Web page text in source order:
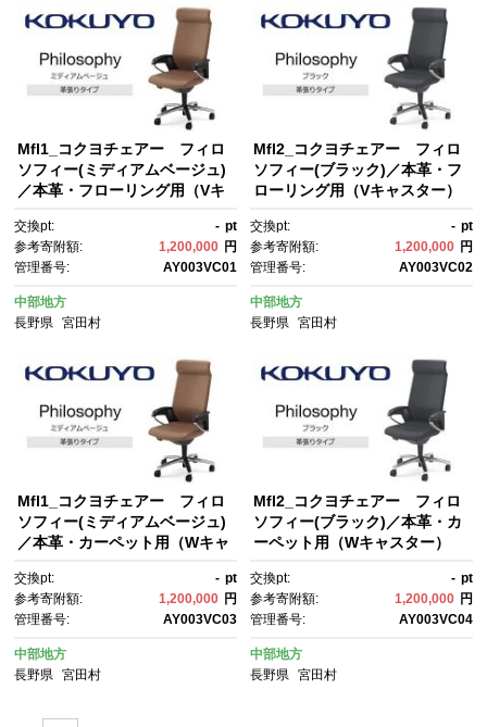
Mfl1_コクヨチェアー フィロ
ソフィー(ミディアムベージュ)
／本革・フローリング用（Vキ
レワークにお勧めの椅子
交換pt: - pt
参考寄附額:
1,200,000 円
管理番号:
AY003VC01
中部地方
長野県
宮田村
Mfl2_コクヨチェアー フィロ
ソフィー(ブラック)／本革・フ
ローリング用（Vキャスター）
お勧めの椅子
交換pt: - pt
参考寄附額:
1,200,000 円
管理番号:
AY003VC02
中部地方
長野県 宮田村
Mfl1_コクヨチェアー フィロ
ソフィー(ミディアムベージュ)
／本革・カーペット用（Wキャ
ワークにお勧めの椅子
交換pt: - pt
参考寄附額:
1,200,000 円
管理番号:
AY003VC03
中部地方
長野県
宮田村
Mfl2_コクヨチェアー フィロ
ソフィー(ブラック)／本革・カ
ーペット用（Wキャスター）
勧めの椅子
交換pt: - pt
参考寄附額:
1,200,000 円
管理番号:
AY003VC04
中部地方
長野県 宮田村